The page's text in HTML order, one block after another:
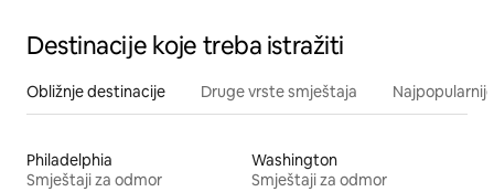
Destinacije koje treba istražiti
Obližnje destinacije Druge vrste smještaja
Philadelphia
Smještaji za odmor
Washington
Smještaji za odmor